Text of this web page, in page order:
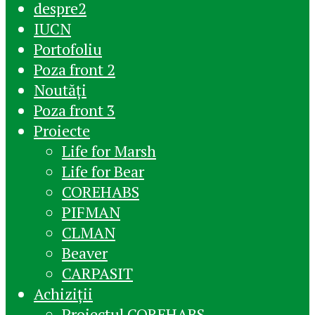
despre2
IUCN
Portofoliu
Poza front 2
Noutăți
Poza front 3
Proiecte
Life for Marsh
Life for Bear
COREHABS
PIFMAN
CLMAN
Beaver
CARPASIT
Achiziții